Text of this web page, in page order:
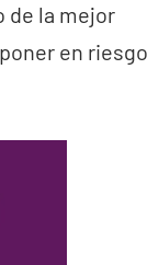
de la mejor
en riesgo